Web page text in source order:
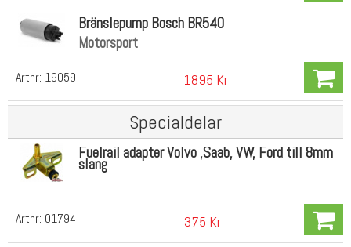
Artnr: 19059
Bränslepump Bosch BR540
Motorsport
1895 Kr
Specialdelar
Artnr: 01794
Fuelrail adapter Volvo ,Saab, VW, Ford till 8mm
slang
375 Kr